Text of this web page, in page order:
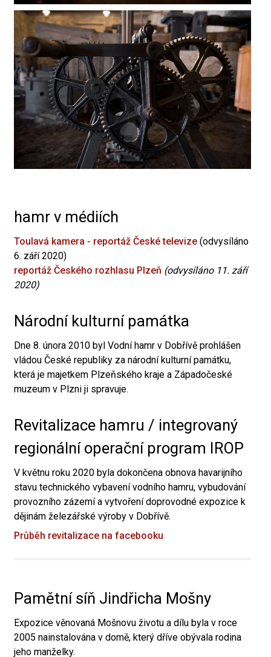
hamr v médiích
Toulavá kamera - reportáž České televize (odvysíláno
6. září 2020)
reportáž Českého rozhlasu Plzeň (odvysíláno 11. září
2020)
Národní kulturní památka
Dne 8. února 2010 byl Vodní hamr v Dobřívě prohlášen
vládou České republiky za národní kulturní památku,
která je majetkem Plzeňského kraje a Západočeské
muzeum v Plzni ji spravuje.
Revitalizace hamru / integrovaný
regionální operační program IROP
V květnu roku 2020 byla dokončena obnova havarijního
stavu technického vybavení vodního hamru, vybudování
provozního zázemí a vytvoření doprovodné expozice k
dějinám železářské výroby v Dobřívě.
Průběh revitalizace na facebooku
Pamětní síň Jindřicha Mošny
Expozice věnovaná Mošnovu životu a dílu byla v roce
2005 nainstalována v domě, který dříve obývala rodina
jeho manželky.